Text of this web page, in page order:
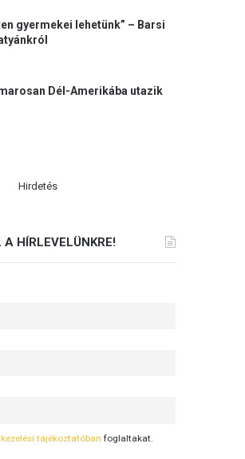
gyermekei lehetünk” – Barsi
Dél-Amerikába utazik
Hirdetés
HÍRLEVELÜNKRE!
tájékoztatóban foglaltakat.